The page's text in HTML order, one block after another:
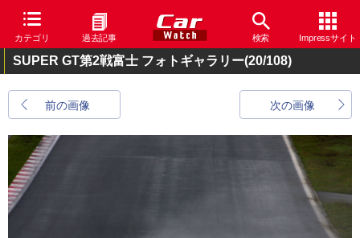
カテゴリ 過去記事 検索 Impressサイト
SUPER GT第2戦富士 フォトギャラリー(20/108)
前の画像 次の画像